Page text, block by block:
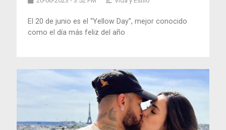
El 20 de junio es el “Yellow Day”, mejor conocido
como el día más feliz del año